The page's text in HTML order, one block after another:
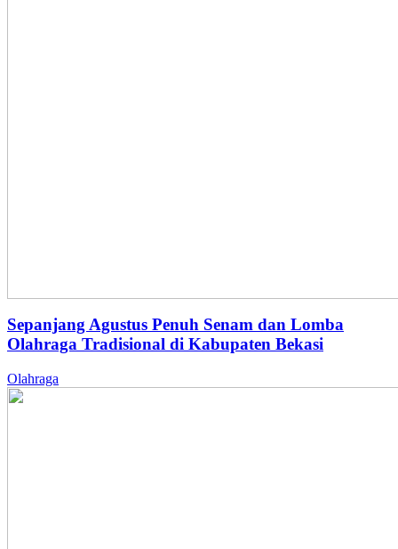
Sepanjang Agustus Penuh Senam dan Lomba
Olahraga Tradisional di Kabupaten Bekasi
Olahraga